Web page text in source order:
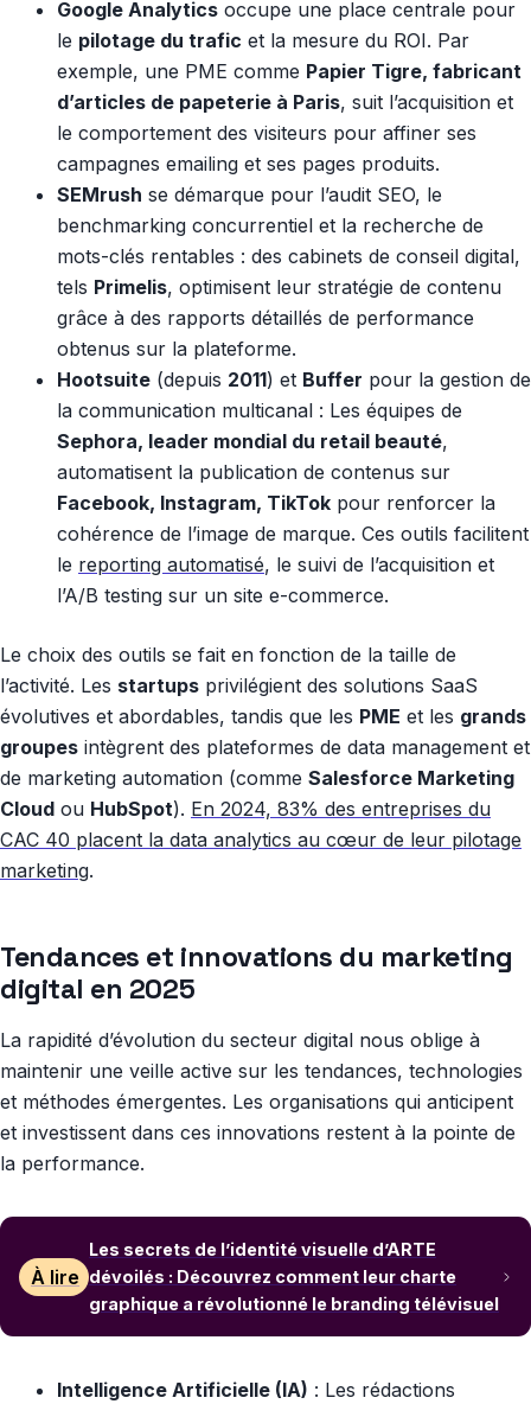
Google Analytics occupe une place centrale pour
le pilotage du trafic et la mesure du ROI. Par
exemple, une PME comme Papier Tigre, fabricant
d’articles de papeterie à Paris, suit l’acquisition et
le comportement des visiteurs pour affiner ses
campagnes emailing et ses pages produits.
SEMrush se démarque pour l’audit SEO, le
benchmarking concurrentiel et la recherche de
mots-clés rentables : des cabinets de conseil digital,
tels Primelis, optimisent leur stratégie de contenu
grâce à des rapports détaillés de performance
obtenus sur la plateforme.
Hootsuite (depuis 2011) et Buffer pour la gestion de
la communication multicanal : Les équipes de
Sephora, leader mondial du retail beauté,
automatisent la publication de contenus sur
Facebook, Instagram, TikTok pour renforcer la
cohérence de l’image de marque. Ces outils facilitent
le reporting automatisé, le suivi de l’acquisition et
l’A/B testing sur un site e-commerce.
Le choix des outils se fait en fonction de la taille de
l’activité. Les startups privilégient des solutions SaaS
évolutives et abordables, tandis que les PME et les grands
groupes intègrent des plateformes de data management et
de marketing automation (comme Salesforce Marketing
Cloud ou HubSpot). En 2024, 83% des entreprises du
CAC 40 placent la data analytics au cœur de leur pilotage
marketing.
Tendances et innovations du marketing
digital en 2025
La rapidité d’évolution du secteur digital nous oblige à
maintenir une veille active sur les tendances, technologies
et méthodes émergentes. Les organisations qui anticipent
et investissent dans ces innovations restent à la pointe de
la performance.
À lire
Les secrets de l’identité visuelle d’ARTE
dévoilés : Découvrez comment leur charte
graphique a révolutionné le branding télévisuel
Intelligence Artificielle (IA) : Les rédactions